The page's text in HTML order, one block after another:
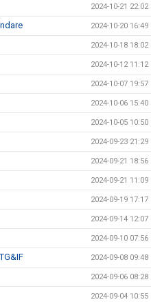
2024-10-21 22:02
2024-10-20 16:49
2024-10-18 18:02
2024-10-12 11:12
2024-10-07 19:57
2024-10-06 15:40
2024-10-05 10:50
2024-09-23 21:29
2024-09-21 18:56
2024-09-21 11:09
2024-09-19 17:17
2024-09-14 12:07
2024-09-10 07:56
2024-09-08 09:48
2024-09-06 08:28
2024-09-04 10:55